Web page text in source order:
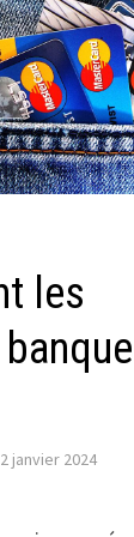
les
2 janvier 2024